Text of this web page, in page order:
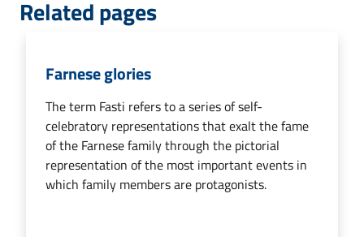
Related pages
Farnese glories
The term Fasti refers to a series of self-
celebratory representations that exalt the fame
of the Farnese family through the pictorial
representation of the most important events in
which family members are protagonists.